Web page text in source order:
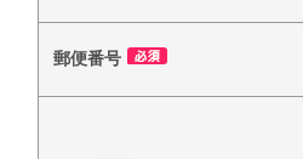
郵便番号